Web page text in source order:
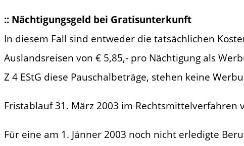
:: Nächtigungsgeld bei Gratisunterkunft
In diesem Fall sind entweder die tatsächlichen
Auslandsreisen von € 5,85,- pro Nächtigung als
Z 4 EStG diese Pauschalbeträge, stehen keine
Fristablauf 31. März 2003 im Rechtsmittelverfahren
Für eine am 1. Jänner 2003 noch nicht erledigte